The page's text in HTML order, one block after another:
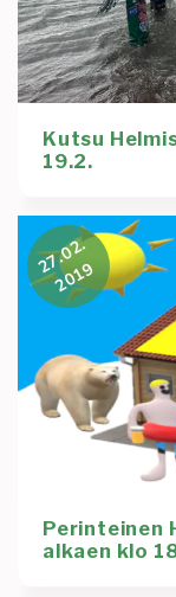
Kutsu
19.2.
Helmikuu on jo
perinteisin
Helmisauna
Tapahtuma
helmisauna
27.02.
2019
Perinteinen
alkaen klo